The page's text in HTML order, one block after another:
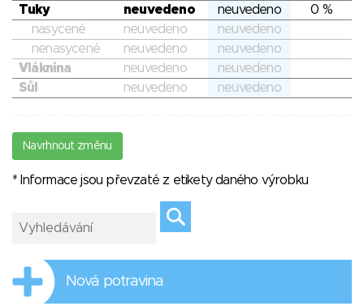
Tuky
neuvedeno neuvedeno
0 %
nasycené
neuvedeno
neuvedeno
nenasycené
neuvedeno
neuvedeno
Vláknina
neuvedeno
neuvedeno
Sůl
neuvedeno neuvedeno
Navrhnout změnu
* Informace jsou převzaté z etikety daného výrobku
Nová potravina